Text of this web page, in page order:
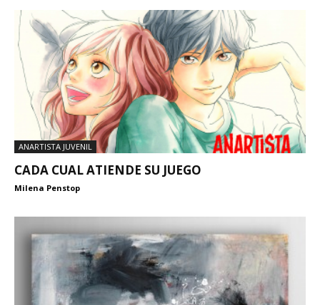
ANARTISTA JUVENIL
CADA CUAL ATIENDE SU JUEGO
Milena Penstop